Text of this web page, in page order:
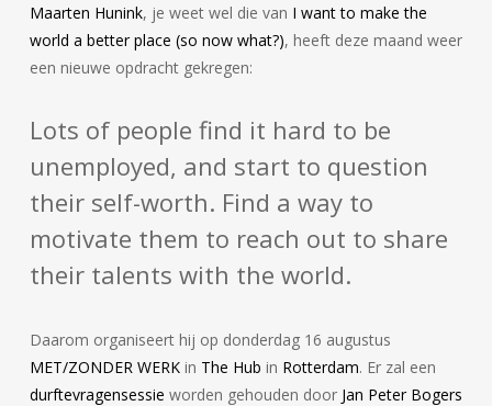
Maarten Hunink, je weet wel die van I want to make the
world a better place (so now what?), heeft deze maand weer
een nieuwe opdracht gekregen:
Lots of people find it hard to be
unemployed, and start to question
their self-worth. Find a way to
motivate them to reach out to share
their talents with the world.
Daarom organiseert hij op donderdag 16 augustus
MET/ZONDER WERK in The Hub in Rotterdam. Er zal een
durftevragensessie worden gehouden door Jan Peter Bogers